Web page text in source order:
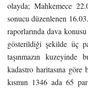
olayda; Mahkemece
sonucu düzenlenen
raporlarında dava
gösterildiği şekilde üç
taşınmazın kuzeyinde
kadastro haritasına
kısmın 1346 ada 65